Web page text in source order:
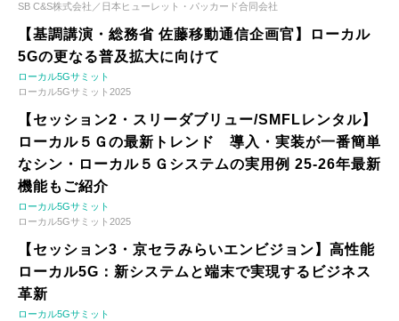
SB C&S株式会社／日本ヒューレット・パッカード合同会社
【基調講演・総務省 佐藤移動通信企画官】ローカル
5Gの更なる普及拡大に向けて
ローカル5Gサミット
ローカル5Gサミット2025
【セッション2・スリーダブリュー/SMFLレンタル】
ローカル５Ｇの最新トレンド 導入・実装が一番簡単
なシン・ローカル５Ｇシステムの実用例 25-26年最新
機能もご紹介
ローカル5Gサミット
ローカル5Gサミット2025
【セッション3・京セラみらいエンビジョン】高性能
ローカル5G：新システムと端末で実現するビジネス
革新
ローカル5Gサミット